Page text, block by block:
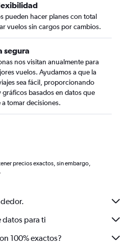
pueden hacer planes con total
vuelos sin cargos por cambios.
segura
nos visitan anualmente para
vuelos. Ayudamos a que la
sea fácil, proporcionando
basados en datos que
tomar decisiones.
precios exactos, sin embargo,
.
datos para ti
100% exactos?